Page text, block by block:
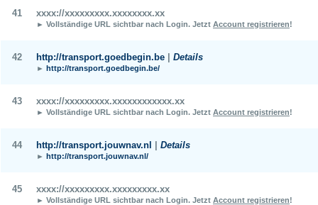
41 xxxx://xxxxxxxxx.xxxxxxxx.xx
► Vollständige URL sichtbar nach Login. Jetzt Account registrieren!
42 http://transport.goedbegin.be Details
► http://transport.goedbegin.be/
43 xxxx://xxxxxxxxx.xxxxxxxxxxxx.xx
► Vollständige URL sichtbar nach Login. Jetzt Account registrieren!
44 http://transport.jouwnav.nl Details
► http://transport.jouwnav.nl/
45 xxxx://xxxxxxxxx.xxxxxxxxx.xx
► Vollständige URL sichtbar nach Login. Jetzt Account registrieren!